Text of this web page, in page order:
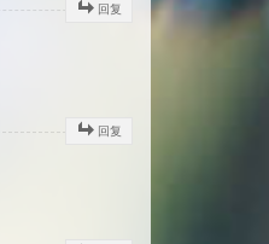
回复
回复